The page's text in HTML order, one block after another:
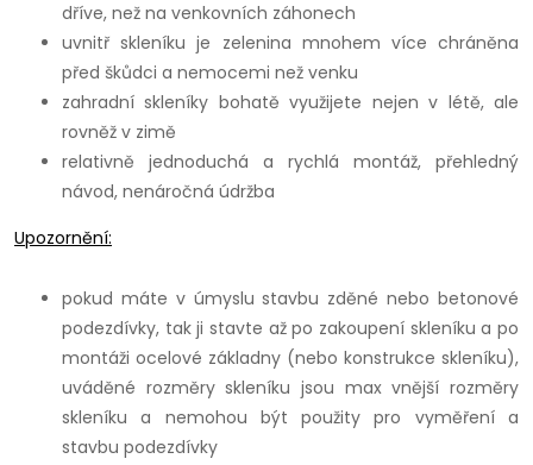
dříve, než na venkovních záhonech
uvnitř skleníku je zelenina mnohem více chráněna
před škůdci a nemocemi než venku
zahradní skleníky bohatě využijete nejen v létě, ale
rovněž v zimě
relativně jednoduchá a rychlá montáž, přehledný
návod, nenáročná údržba
Upozornění:
pokud máte v úmyslu stavbu zděné nebo betonové
podezdívky, tak ji stavte až po zakoupení skleníku a po
montáži ocelové základny (nebo konstrukce skleníku),
uváděné rozměry skleníku jsou max vnější rozměry
skleníku a nemohou být použity pro vyměření a
stavbu podezdívky